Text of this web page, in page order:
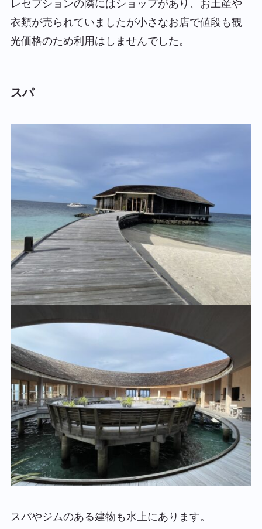
レセプションの隣にはショップがあり、お土産や
衣類が売られていましたが小さなお店で値段も観
光価格のため利用はしませんでした。
スパ
スパやジムのある建物も水上にあります。